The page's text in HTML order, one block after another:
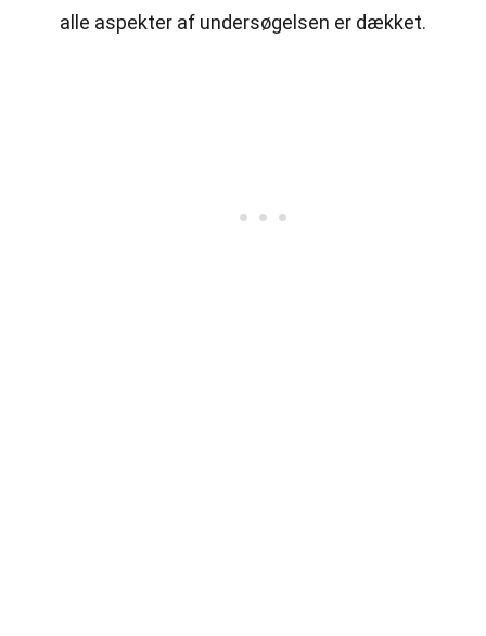
alle aspekter af undersøgelsen er dækket.